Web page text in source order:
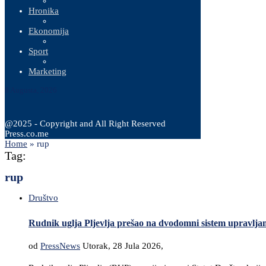
Hronika
Ekonomija
Sport
Marketing
@2025 - Copyright and All Right Reserved
Press.co.me
Home » rup
Tag:
rup
Društvo
Rudnik uglja Pljevlja prešao na dvodomni sistem
od PressNews Utorak, 28 Jula 2026,